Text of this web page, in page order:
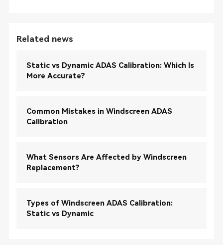
Related news
Static vs Dynamic ADAS Calibration: Which Is
More Accurate?
Common Mistakes in Windscreen ADAS
Calibration
What Sensors Are Affected by Windscreen
Replacement?
Types of Windscreen ADAS Calibration:
Static vs Dynamic